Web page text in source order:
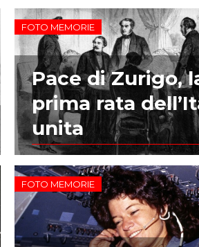
FOTO MEMORIE
Pace di Zurigo,
prima rata
unita
FOTO MEMORIE